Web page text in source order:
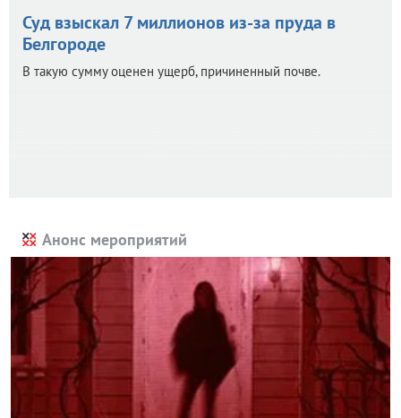
Суд взыскал 7 миллионов из-за пруда в
Белгороде
В такую сумму оценен ущерб, причиненный почве.
Анонс мероприятий